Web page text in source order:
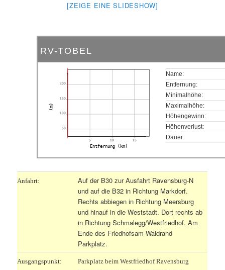
[ZEIGE EINE SLIDESHOW]
RV-TOBEL
50
100
150
200
5 10 15
Entfernung (km)
(m)
Name:
Entfernung:
Minimalhöhe:
Maximalhöhe:
Höhengewinn:
Höhenverlust:
Dauer:
Anfahrt:
Auf der B30 zur Ausfahrt Ravensburg-N
und auf die B32 in Richtung Markdorf.
Rechts abbiegen in Richtung Meersburg
und hinauf in die Weststadt. Dort rechts ab
in Richtung Schmalegg/Westfriedhof. Am
Ende des Friedhofsam Waldrand
Parkplatz.
Ausgangspunkt:
Parkplatz beim Westfriedhof Ravensburg